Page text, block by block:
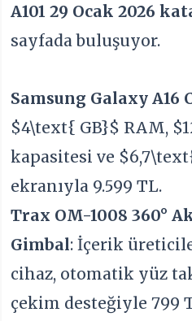
A101 29 Ocak 2026
sayfada buluşuyor.
Samsung Galaxy A16
$4\text{ GB}$ RAM,
kapasitesi ve
ekranıyla 9.599 TL.
Trax OM-1008 360°
Gimbal: İçerik
cihaz, otomatik yüz
çekim desteğiyle 799